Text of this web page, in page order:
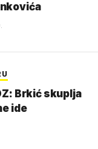
Brkić skuplja
ide